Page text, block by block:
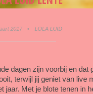
2017 • LOLA LUID
dagen zijn voorbij en dat
terwijl jij geniet van live
jaar. Met je blote tenen in